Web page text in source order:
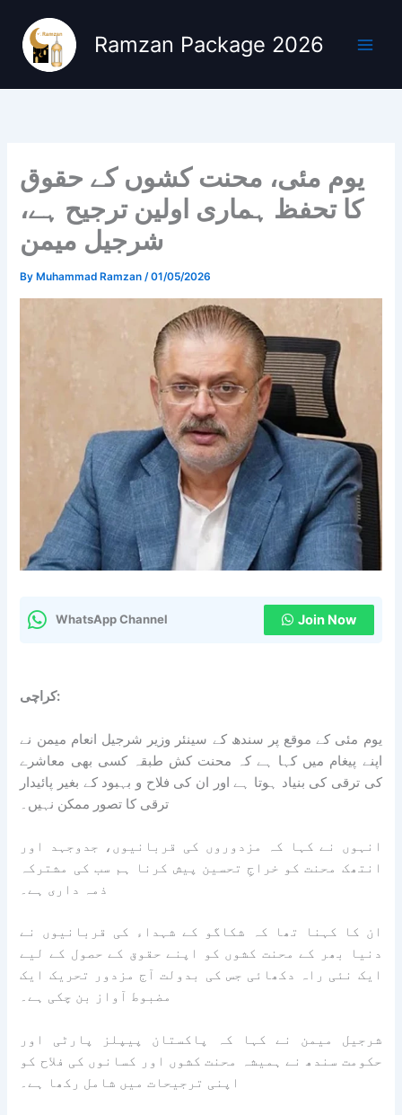
content
Ramzan Package 2026
یوم مئی، محنت کشوں کے حقوق
کا تحفظ ہماری اولین ترجیح ہے،
شرجیل میمن
By Muhammad Ramzan/01/05/2026
WhatsApp Channel Join Now
کراچی:
یوم مئی کے موقع پر سندھ کے سینئر وزیر شرجیل انعام میمن نے
اپنے پیغام میں کہا ہے کہ محنت کش طبقہ کسی بھی معاشرے
کی ترقی کی بنیاد ہوتا ہے اور ان کی فلاح و بہبود کے بغیر پائیدار
ترقی کا تصور ممکن نہیں۔
انہوں نے کہا کہ مزدوروں کی قربانیوں، جدوجہد اور
انتھک محنت کو خراجِ تحسین پیش کرنا ہم سب کی مشترکہ
ذمہ داری ہے۔
ان کا کہنا تھا کہ شکاگو کے شہداء کی قربانیوں نے
دنیا بھر کے محنت کشوں کو اپنے حقوق کے حصول کے لیے
ایک نئی راہ دکھائی جس کی بدولت آج مزدور تحریک ایک
مضبوط آواز بن چکی ہے۔
شرجیل میمن نے کہا کہ پاکستان پیپلز پارٹی اور
حکومت سندھ نے ہمیشہ محنت کشوں اور کسانوں کی فلاح کو
اپنی ترجیحات میں شامل رکھا ہے۔